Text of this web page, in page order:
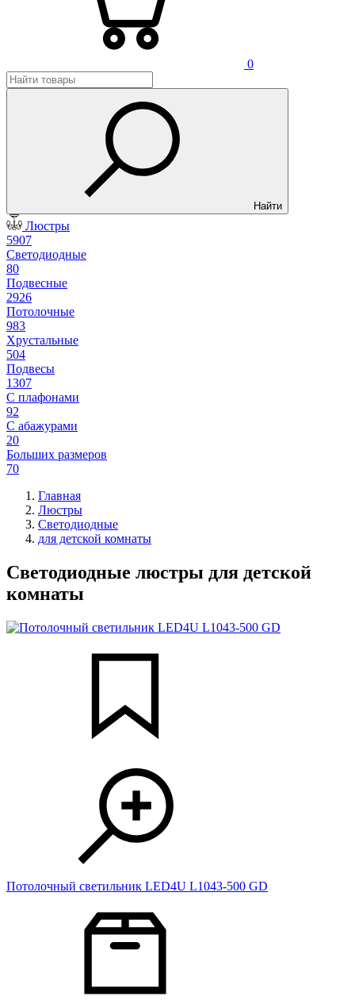
0
Найти
Люстры
5907
Светодиодные
80
Подвесные
2926
Потолочные
983
Хрустальные
504
Подвесы
1307
С плафонами
92
С абажурами
20
Больших размеров
70
Главная
Люстры
Светодиодные
для детской комнаты
Светодиодные люстры для детской
комнаты
Потолочный светильник LED4U L1043-500 GD